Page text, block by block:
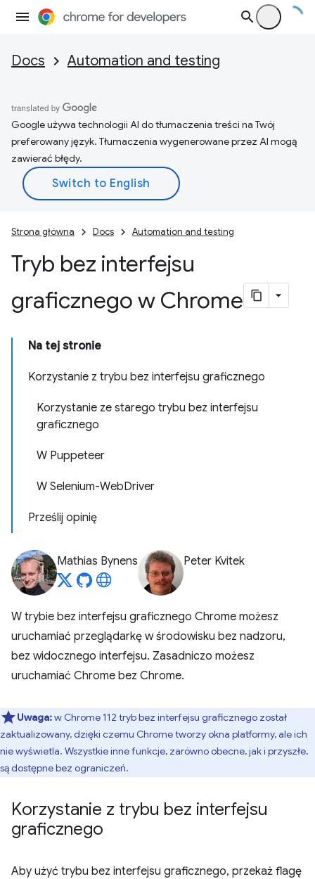
Docs Automation and testing
Google używa technologii AI do tłumaczenia treści na Twój
preferowany język. Tłumaczenia wygenerowane przez AI mogą
zawierać błędy.
Strona główna Docs Automation and testing
Tryb bez interfejsu
graficznego w Chrome
Na tej stronie
Korzystanie z trybu bez interfejsu graficznego
Korzystanie ze starego trybu bez interfejsu
graficznego
W Puppeteer
W Selenium-WebDriver
Prześlij opinię
Mathias Bynens Peter Kvitek
W trybie bez interfejsu graficznego Chrome możesz
uruchamiać przeglądarkę w środowisku bez nadzoru,
bez widocznego interfejsu. Zasadniczo możesz
uruchamiać Chrome bez Chrome.
Uwaga:w Chrome 112 tryb bez interfejsu graficznego został
zaktualizowany, dzięki czemu Chrome tworzy okna platformy, ale ich
nie wyświetla. Wszystkie inne funkcje, zarówno obecne, jak i przyszłe,
są dostępne bez ograniczeń.
Korzystanie z trybu bez interfejsu
graficznego
Aby użyć trybu bez interfejsu graficznego, przekaż flagę